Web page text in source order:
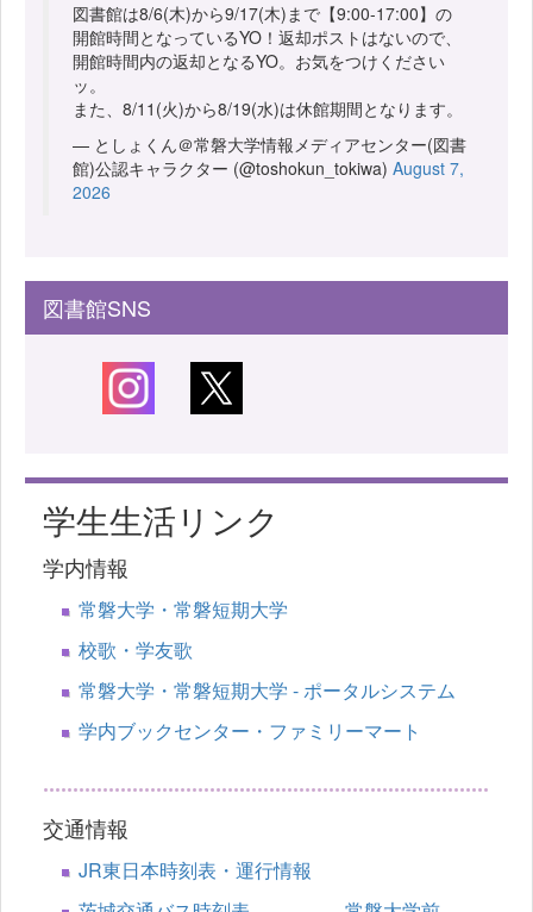
図書館は8/6(木)から9/17(木)まで【9:00-17:00】の
開館時間となっているYO！返却ポストはないので、
開館時間内の返却となるYO。お気をつけください
ッ。
また、8/11(火)から8/19(水)は休館期間となります。
— としょくん＠常磐大学情報メディアセンター(図書
館)公認キャラクター (@toshokun_tokiwa) August 7,
2026
図書館SNS
学生生活リンク
学内情報
常磐大学・常磐短期大学
校歌・学友歌
常磐大学・常磐短期大学 - ポータルシステム
学内ブックセンター・ファミリーマート
交通情報
JR東日本時刻表・運行情報